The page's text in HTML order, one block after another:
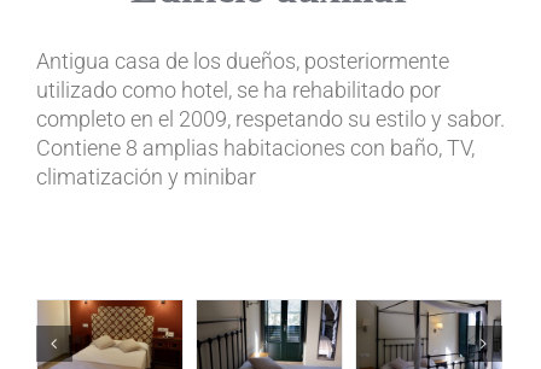
Antigua casa de los dueños, posteriormente
utilizado como hotel, se ha rehabilitado por
completo en el 2009, respetando su estilo y sabor.
Contiene 8 amplias habitaciones con baño, TV,
climatización y minibar